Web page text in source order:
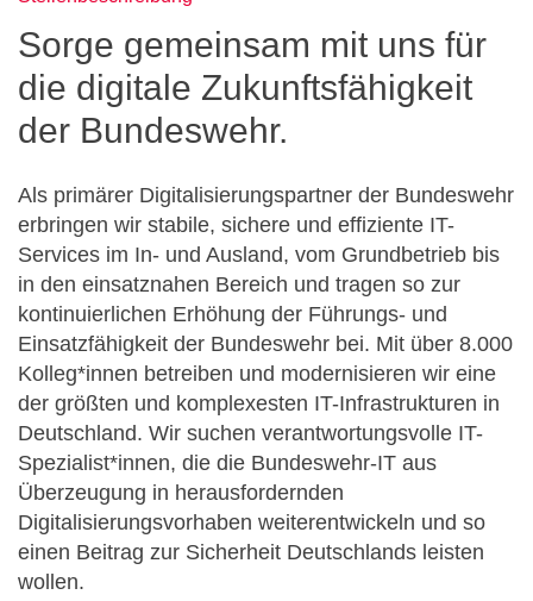
Sorge gemeinsam mit uns für
die digitale Zukunftsfähigkeit
der Bundeswehr.
Als primärer Digitalisierungspartner der Bundeswehr
erbringen wir stabile, sichere und effiziente IT-
Services im In- und Ausland, vom Grundbetrieb bis
in den einsatznahen Bereich und tragen so zur
kontinuierlichen Erhöhung der Führungs- und
Einsatzfähigkeit der Bundeswehr bei. Mit über 8.000
Kolleg*innen betreiben und modernisieren wir eine
der größten und komplexesten IT-Infrastrukturen in
Deutschland. Wir suchen verantwortungsvolle IT-
Spezialist*innen, die die Bundeswehr-IT aus
Überzeugung in herausfordernden
Digitalisierungsvorhaben weiterentwickeln und so
einen Beitrag zur Sicherheit Deutschlands leisten
wollen.